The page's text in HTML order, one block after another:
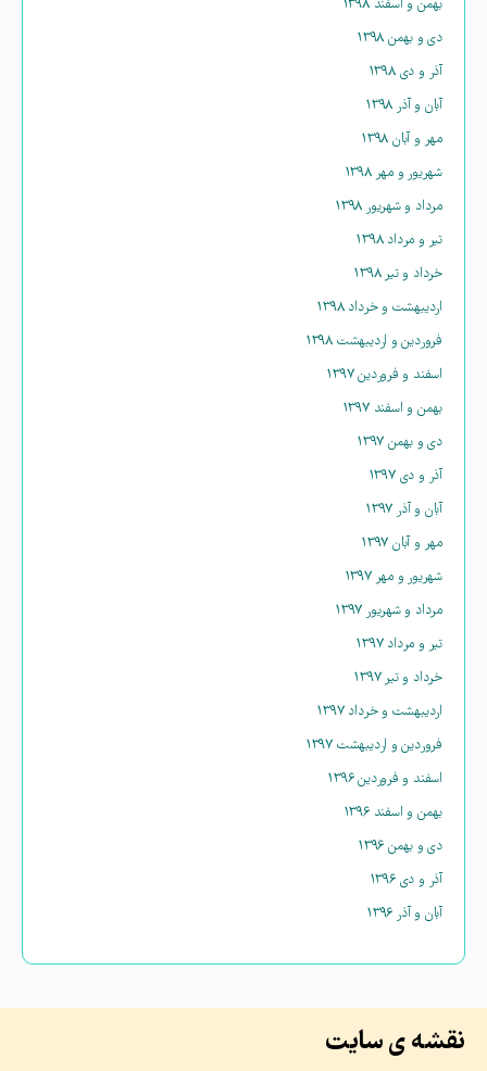
بهمن و اسفند ۱۳۹۸
دی و بهمن ۱۳۹۸
آذر و دی ۱۳۹۸
آبان و آذر ۱۳۹۸
مهر و آبان ۱۳۹۸
شهریور و مهر ۱۳۹۸
مرداد و شهریور ۱۳۹۸
تیر و مرداد ۱۳۹۸
خرداد و تیر ۱۳۹۸
اردیبهشت و خرداد ۱۳۹۸
فروردین و اردیبهشت ۱۳۹۸
اسفند و فروردین ۱۳۹۷
بهمن و اسفند ۱۳۹۷
دی و بهمن ۱۳۹۷
آذر و دی ۱۳۹۷
آبان و آذر ۱۳۹۷
مهر و آبان ۱۳۹۷
شهریور و مهر ۱۳۹۷
مرداد و شهریور ۱۳۹۷
تیر و مرداد ۱۳۹۷
خرداد و تیر ۱۳۹۷
اردیبهشت و خرداد ۱۳۹۷
فروردین و اردیبهشت ۱۳۹۷
اسفند و فروردین ۱۳۹۶
بهمن و اسفند ۱۳۹۶
دی و بهمن ۱۳۹۶
آذر و دی ۱۳۹۶
آبان و آذر ۱۳۹۶
نقشه ی سایت